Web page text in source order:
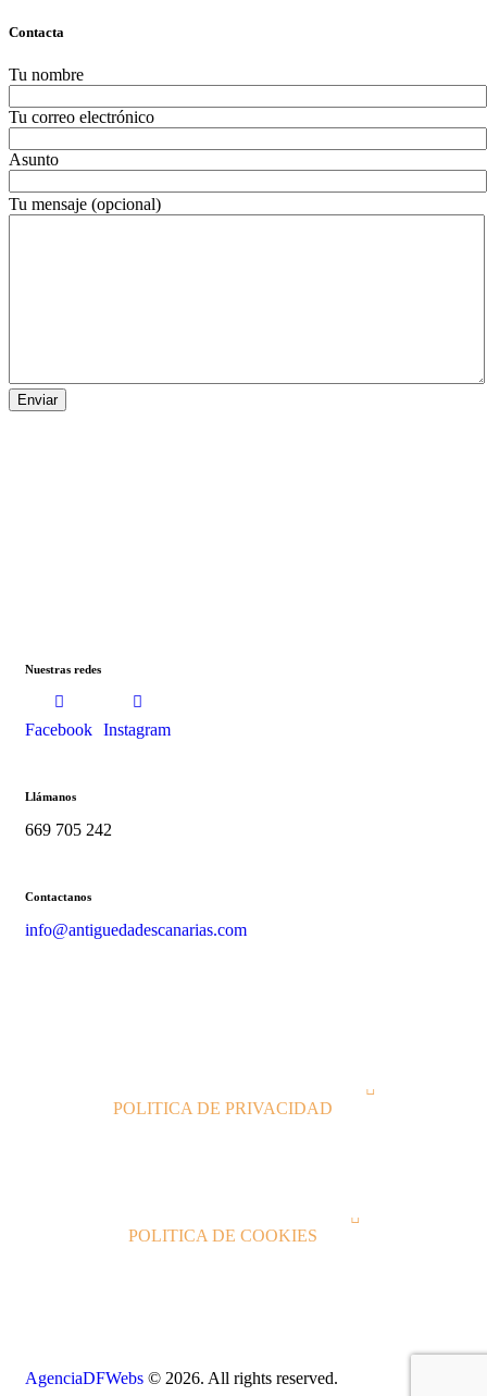
Contacta
Tu nombre
Tu correo electrónico
Asunto
Por
Tu mensaje (opcional)
Nuestras redes
Facebook Instagram
Llámanos
669 705 242
Contactanos
info@antiguedadescanarias.com
POLITICA DE PRIVACIDAD
POLITICA DE COOKIES
AgenciaDFWebs © 2026. All rights reserved.